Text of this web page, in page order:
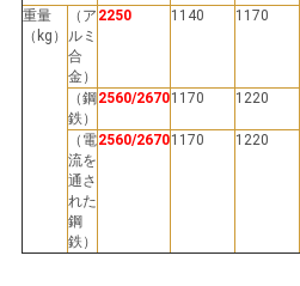
重量
（kg）
（ア
ルミ
合
金）
2250 1140 1170
（鋼
鉄）
2560/26701170 1220
（電
流を
通さ
れた
鋼
鉄）
2560/26701170 1220